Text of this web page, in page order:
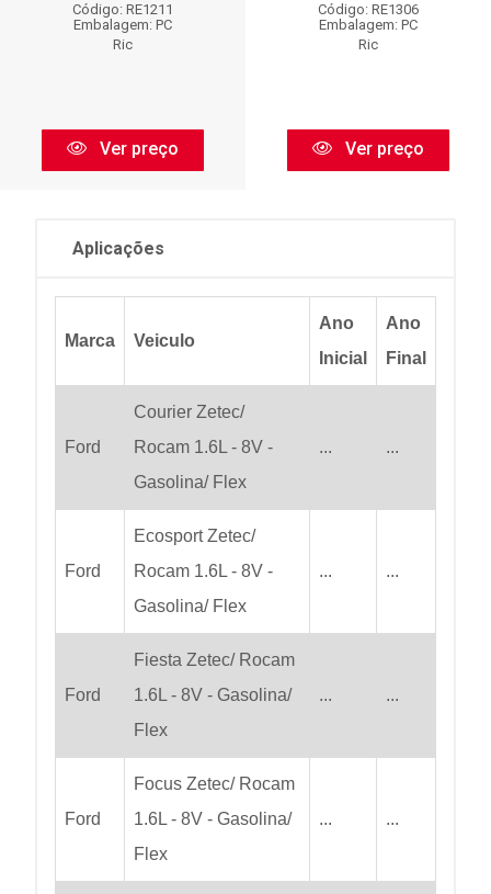
Código: RE1211
Embalagem: PC
Ric
Ver preço
Código: RE1306
Embalagem: PC
Ric
Ver preço
Aplicações
Marca Veiculo
Ano
Inicial
Ano
Final
Ford
Courier Zetec/
Rocam 1.6L - 8V -
Gasolina/ Flex
... ...
Ford
Ecosport Zetec/
Rocam 1.6L - 8V -
Gasolina/ Flex
... ...
Ford
Fiesta Zetec/ Rocam
1.6L - 8V - Gasolina/
Flex
... ...
Ford
Focus Zetec/ Rocam
1.6L - 8V - Gasolina/
Flex
... ...